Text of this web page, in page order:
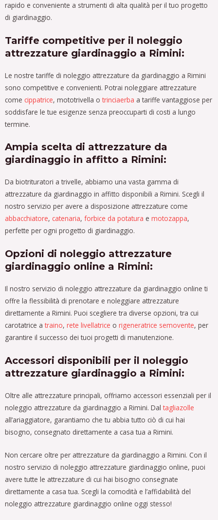
rapido e conveniente a strumenti di alta qualità per il tuo progetto
di giardinaggio.
Tariffe competitive per il noleggio
attrezzature giardinaggio a Rimini:
Le nostre tariffe di noleggio attrezzature da giardinaggio a Rimini
sono competitive e convenienti. Potrai noleggiare attrezzature
come cippatrice, mototrivella o trinciaerba a tariffe vantaggiose per
soddisfare le tue esigenze senza preoccuparti di costi a lungo
termine.
Ampia scelta di attrezzature da
giardinaggio in affitto a Rimini:
Da biotrituratori a trivelle, abbiamo una vasta gamma di
attrezzature da giardinaggio in affitto disponibili a Rimini. Scegli il
nostro servizio per avere a disposizione attrezzature come
abbacchiatore, catenaria, forbice da potatura e motozappa,
perfette per ogni progetto di giardinaggio.
Opzioni di noleggio attrezzature
giardinaggio online a Rimini:
Il nostro servizio di noleggio attrezzature da giardinaggio online ti
offre la flessibilità di prenotare e noleggiare attrezzature
direttamente a Rimini. Puoi scegliere tra diverse opzioni, tra cui
carotatrice a traino, rete livellatrice o rigeneratrice semovente, per
garantire il successo dei tuoi progetti di manutenzione.
Accessori disponibili per il noleggio
attrezzature giardinaggio a Rimini:
Oltre alle attrezzature principali, offriamo accessori essenziali per il
noleggio attrezzature da giardinaggio a Rimini. Dal tagliazolle
all’ariaggiatore, garantiamo che tu abbia tutto ciò di cui hai
bisogno, consegnato direttamente a casa tua a Rimini.
Non cercare oltre per attrezzature da giardinaggio a Rimini. Con il
nostro servizio di noleggio attrezzature giardinaggio online, puoi
avere tutte le attrezzature di cui hai bisogno consegnate
direttamente a casa tua. Scegli la comodità e l’affidabilità del
noleggio attrezzature giardinaggio online oggi stesso!